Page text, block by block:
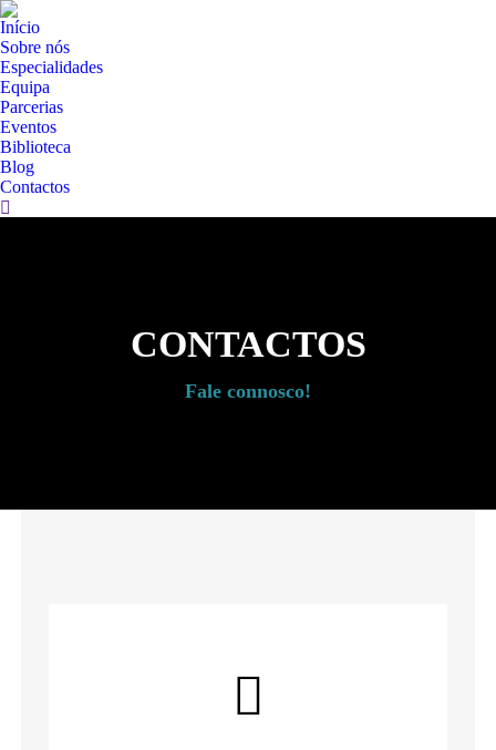
Início
Sobre nós
Especialidades
Equipa
Parcerias
Eventos
Biblioteca
Blog
Contactos
CONTACTOS
Fale connosco!